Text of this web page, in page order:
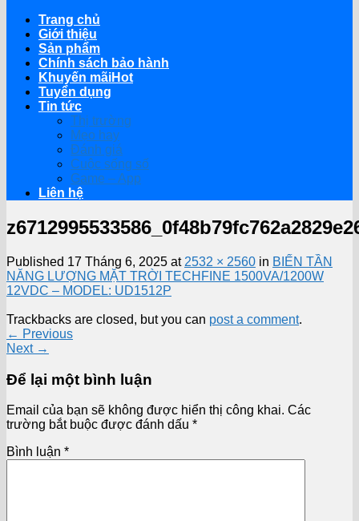
Trang chủ
Giới thiệu
Sản phẩm
Chính sách bảo hành
Khuyến mãi
Tuyển dụng
Tin tức
Thị trường
Mẹo hay
Đánh giá
Cuộc sống số
Game – App
Liên hệ
Published 17 Tháng 6, 2025 at 2532 × 2560 in BIẾN TẦN
NĂNG LƯỢNG MẶT TRỜI TECHFINE 1500VA/1200W
12VDC – MODEL: UD1512P
Trackbacks are closed, but you can post a comment.
← Previous
Next →
Để lại một bình luận
Email của bạn sẽ không được hiển thị công khai. Các
trường bắt buộc được đánh dấu *
Bình luận *